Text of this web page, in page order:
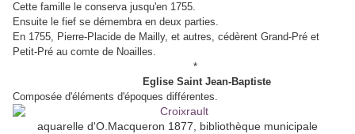
Cette famille le conserva jusqu'en 1755.
Ensuite le fief se démembra en deux parties.
En 1755, Pierre-Placide de Mailly, et autres, cédèrent Grand-Pré et
Petit-Pré au comte de Noailles.
*
Eglise Saint Jean-Baptiste
Composée d'éléments d'époques différentes.
aquarelle d'O.Macqueron 1877, bibliothèque municipale